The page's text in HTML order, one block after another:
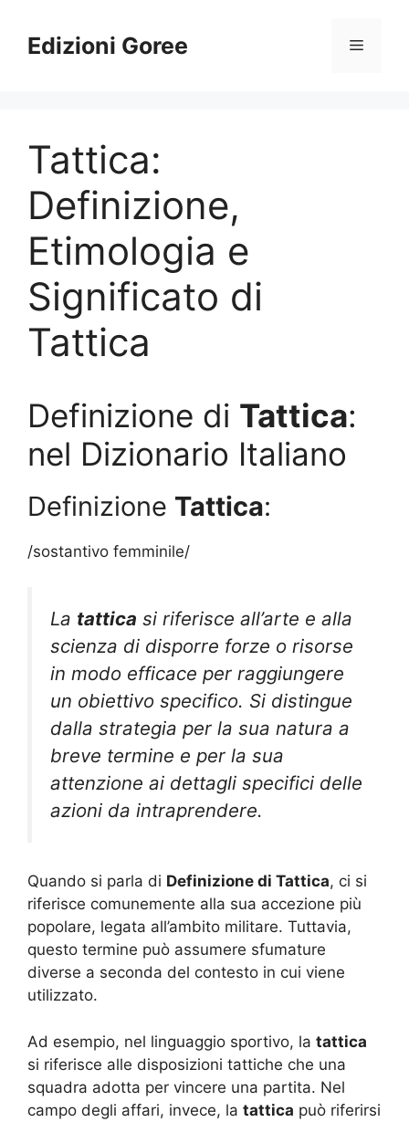
contenuto
Edizioni Goree Menu
Tattica:
Definizione,
Etimologia e
Significato di
Tattica
Definizione di Tattica:
nel Dizionario Italiano
Definizione Tattica:
/sostantivo femminile/
La tattica si riferisce all’arte e alla
scienza di disporre forze o risorse
in modo efficace per raggiungere
un obiettivo specifico. Si distingue
dalla strategia per la sua natura a
breve termine e per la sua
attenzione ai dettagli specifici delle
azioni da intraprendere.
Quando si parla di Definizione di Tattica, ci si
riferisce comunemente alla sua accezione più
popolare, legata all’ambito militare. Tuttavia,
questo termine può assumere sfumature
diverse a seconda del contesto in cui viene
utilizzato.
Ad esempio, nel linguaggio sportivo, la tattica
si riferisce alle disposizioni tattiche che una
squadra adotta per vincere una partita. Nel
campo degli affari, invece, la tattica può riferirsi